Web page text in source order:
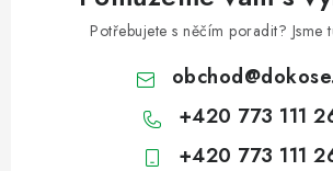
Potřebujete s něčím poradit? Jsme
obchod@
+420 773 111
+420 773 111